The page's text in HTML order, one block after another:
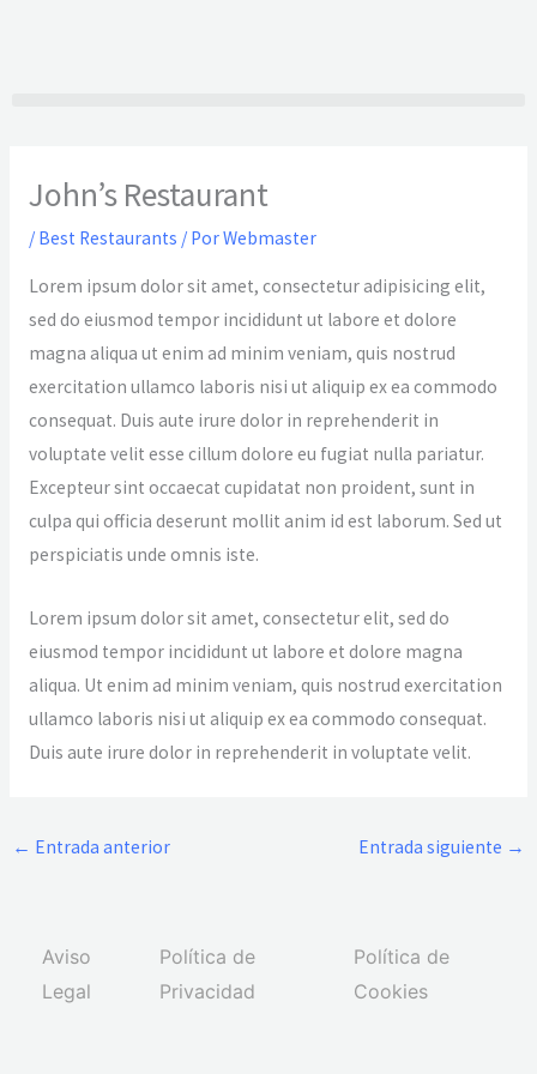
John’s Restaurant
/ Best Restaurants / PorWebmaster
Lorem ipsum dolor sit amet, consectetur adipisicing elit,
sed do eiusmod tempor incididunt ut labore et dolore
magna aliqua ut enim ad minim veniam, quis nostrud
exercitation ullamco laboris nisi ut aliquip ex ea commodo
consequat. Duis aute irure dolor in reprehenderit in
voluptate velit esse cillum dolore eu fugiat nulla pariatur.
Excepteur sint occaecat cupidatat non proident, sunt in
culpa qui officia deserunt mollit anim id est laborum. Sed ut
perspiciatis unde omnis iste.
Lorem ipsum dolor sit amet, consectetur elit, sed do
eiusmod tempor incididunt ut labore et dolore magna
aliqua. Ut enim ad minim veniam, quis nostrud exercitation
ullamco laboris nisi ut aliquip ex ea commodo consequat.
Duis aute irure dolor in reprehenderit in voluptate velit.
← Entrada anterior Entrada siguiente →
Aviso
Legal
Política de
Privacidad
Política de
Cookies